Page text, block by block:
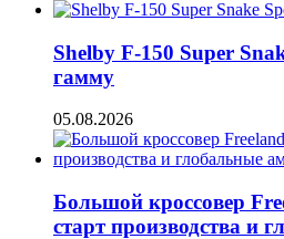
Shelby F-150 Super
гамму
05.08.2026
Большой кроссовер
старт производства и